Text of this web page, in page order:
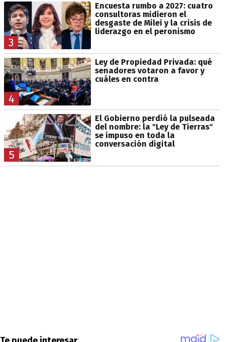
3
Encuesta rumbo a 2027: cuatro
consultoras midieron el
desgaste de Milei y la crisis de
liderazgo en el peronismo
4
Ley de Propiedad Privada: qué
senadores votaron a favor y
cuáles en contra
5
El Gobierno perdió la pulseada
del nombre: la "Ley de Tierras"
se impuso en toda la
conversación digital